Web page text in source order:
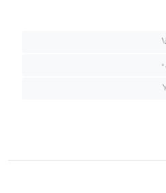
بیرق‌های پارچه کج‌راه سبک‌تر
کمتری دارند. طرح و خط روی
و به شیوه چاپ سیلک برروی پارچه